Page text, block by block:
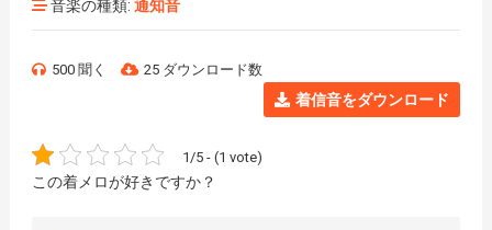
音楽の種類: 通知音
500 聞く 25 ダウンロード数
着信音をダウンロード
1/5 - (1 vote)
この着メロが好きですか？